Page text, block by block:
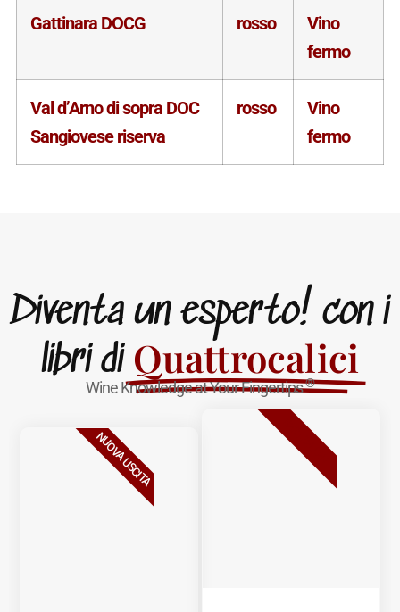
Gattinara DOCG rosso
Vino
fermo
Val d’Arno di sopra DOC
Sangiovese riserva
rosso
Vino
fermo
Diventa un esperto! con i
libri di Quattrocalici
Wine Knowledge at Your Fingertips®
NUOVA USCITA BESTSELLER